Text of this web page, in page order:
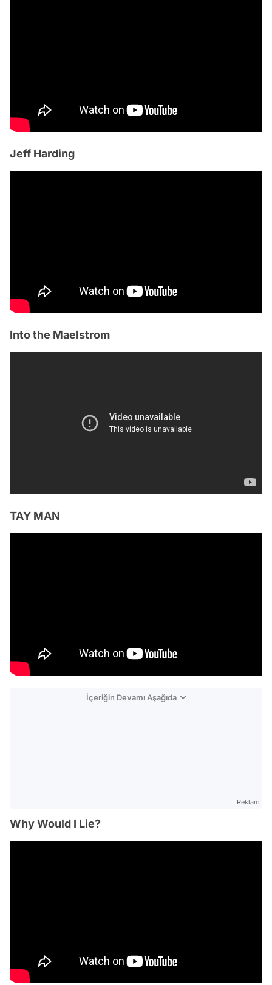
Jeff Harding
Into the Maelstrom
TAY MAN
İçeriğin Devamı Aşağıda
Reklam
Why Would I Lie?